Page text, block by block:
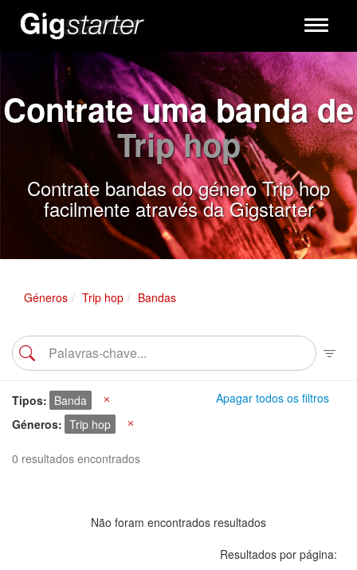
Toggle
Contrate uma banda de
Trip hop
Contrate bandas do género Trip hop
facilmente através da Gigstarter
Géneros Trip hop Bandas
Apagar todos os filtros
Tipos Banda
Géneros
Trip hop
0 resultados encontrados
Não foram encontrados resultados
Resultados por página: